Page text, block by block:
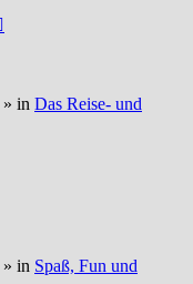
» in Das Reise- und
» in Spaß, Fun und